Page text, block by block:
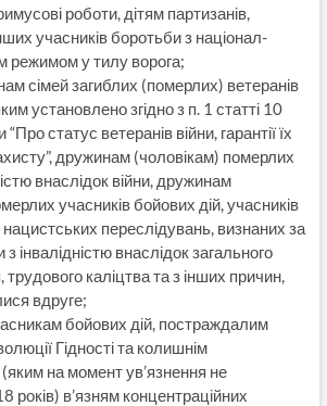
роботи, дітям партизанів,
учасників боротьби з націонал-
режимом у тилу ворога;
сімей загиблих (померлих) ветеранів
установлено згідно з п. 1 статті 10
статус ветеранів війни, гарантії їх
дружинам (чоловікам) померлих
внаслідок війни, дружинам
учасників бойових дій, учасників
нацистських переслідувань, визнаних за
інвалідністю внаслідок загального
каліцтва та з інших причин,
вдруге;
бойових дій, постраждалим
Гідності та колишнім
(яким на момент ув’язнення не
років) в’язням концентраційних